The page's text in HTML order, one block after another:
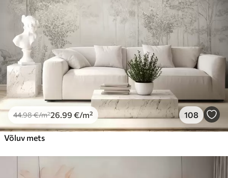
44.98€/m²26 .99 €/m² 108
Võluv mets